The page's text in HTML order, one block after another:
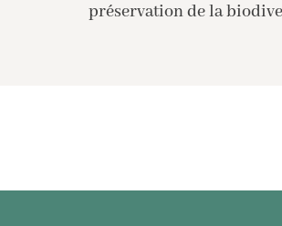
préservation de la